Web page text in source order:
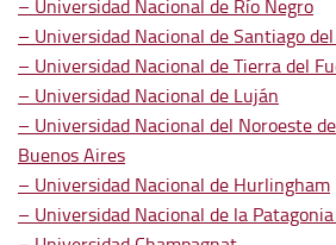
– Universidad Nacional de Río Negro
– Universidad Nacional de Santiago
– Universidad Nacional de Tierra del
– Universidad Nacional de Luján
– Universidad Nacional del Noroeste
Buenos Aires
– Universidad Nacional de Hurlingham
– Universidad Nacional de la